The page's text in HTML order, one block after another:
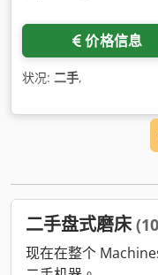
价格信息
状况: 二手,
二手盘式磨床
现在在整个